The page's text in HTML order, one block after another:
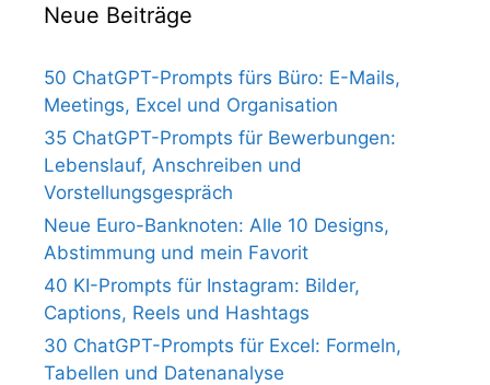
Neue Beiträge
50 ChatGPT-Prompts fürs Büro: E-Mails,
Meetings, Excel und Organisation
35 ChatGPT-Prompts für Bewerbungen:
Lebenslauf, Anschreiben und
Vorstellungsgespräch
Neue Euro-Banknoten: Alle 10 Designs,
Abstimmung und mein Favorit
40 KI-Prompts für Instagram: Bilder,
Captions, Reels und Hashtags
30 ChatGPT-Prompts für Excel: Formeln,
Tabellen und Datenanalyse